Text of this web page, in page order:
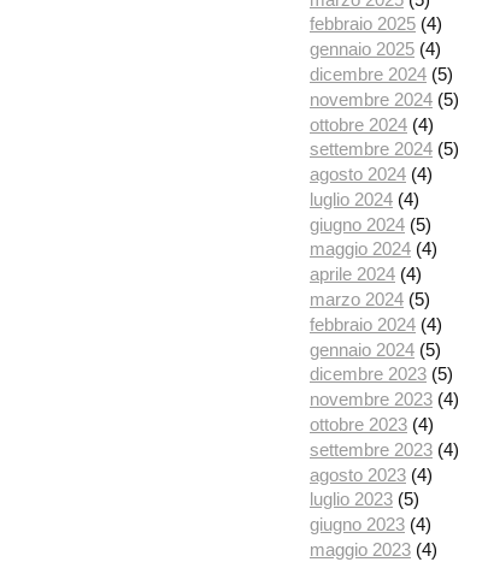
febbraio 2025 (4)
gennaio 2025 (4)
dicembre 2024 (5)
novembre 2024 (5)
ottobre 2024 (4)
settembre 2024 (5)
agosto 2024 (4)
luglio 2024 (4)
giugno 2024 (5)
maggio 2024 (4)
aprile 2024 (4)
marzo 2024 (5)
febbraio 2024 (4)
gennaio 2024 (5)
dicembre 2023 (5)
novembre 2023 (4)
ottobre 2023 (4)
settembre 2023 (4)
agosto 2023 (4)
luglio 2023 (5)
giugno 2023 (4)
maggio 2023 (4)